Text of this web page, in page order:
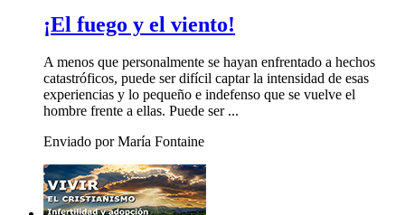
¡El fuego y el viento!
A menos que personalmente se hayan enfrentado a hechos
catastróficos, puede ser difícil captar la intensidad de esas
experiencias y lo pequeño e indefenso que se vuelve el
hombre frente a ellas. Puede ser ...
Enviado por María Fontaine